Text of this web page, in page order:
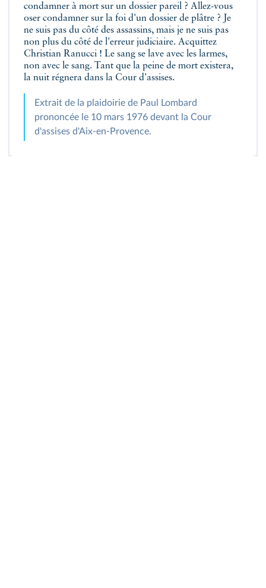
condamner à mort sur un dossier pareil ? Allez-vous
oser condamner sur la foi d'un dossier de plâtre ? Je
ne suis pas du côté des assassins, mais je ne suis pas
non plus du côté de l'erreur judiciaire. Acquittez
Christian Ranucci ! Le sang se lave avec les larmes,
non avec le sang. Tant que la peine de mort existera,
la nuit régnera dans la Cour d'assises.
Extrait de la plaidoirie de Paul Lombard
prononcée le 10 mars 1976 devant la Cour
d'assises d'Aix-en-Provence.